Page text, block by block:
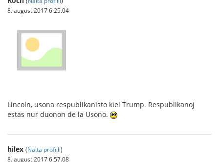
8. august 2017 6:25.04
Lincoln, usona respublikanisto kiel Trump. Respublikanoj
estas nur duonon de la Usono.
hilex (Näita profiili)
8. august 2017 6:57.08